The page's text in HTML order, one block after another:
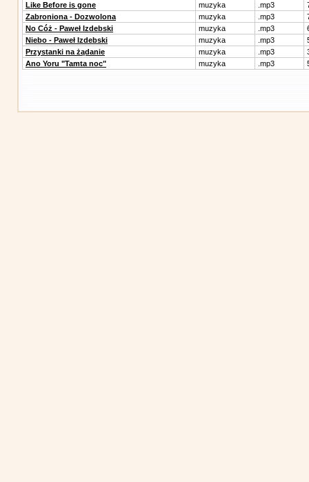
Like Before is gone
muzyka .mp3
Zabroniona - Dozwolona
muzyka .mp3
No Cóż - Paweł Izdebski
muzyka .mp3
Niebo - Paweł Izdebski
muzyka .mp3
Przystanki na żądanie
muzyka .mp3
Ano Yoru "Tamta noc"
muzyka .mp3